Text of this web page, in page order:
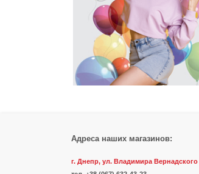
Адреса наших магазинов:
г. Днепр, ул. Владимира